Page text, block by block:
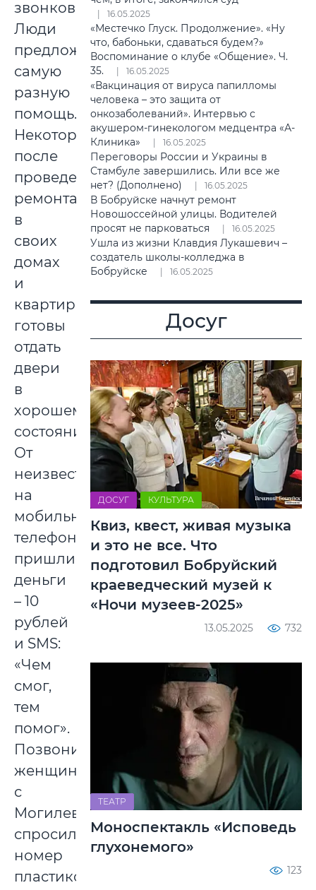
звонков.
Люди
предложили
самую
разную
помощь.
Некоторые
после
проведения
ремонта
в
своих
домах
и
квартирах
готовы
отдать
двери
в
хорошем
состоянии.
От
неизвестного
на
мобильный
телефон
пришли
деньги
– 10
рублей
и SMS:
«Чем
смог,
тем
помог».
Позвонила
женщина
с
Могилева,
спросила
номер
пластиковой
16.05.2025
«Местечко Глуск. Продолжение». «Ну
что, бабоньки, сдаваться будем?»
Воспоминание о клубе «Общение». Ч.
35.
16.05.2025
«Вакцинация от вируса папилломы
человека – это защита от
онкозаболеваний». Интервью с
акушером-гинекологом медцентра «А-
Клиника»
16.05.2025
Переговоры России и Украины в
Стамбуле завершились. Или все же
нет? (Дополнено)
16.05.2025
В Бобруйске начнут ремонт
Новошоссейной улицы. Водителей
просят не парковаться
16.05.2025
Ушла из жизни Клавдия Лукашевич –
создатель школы-колледжа в
Бобруйске
16.05.2025
Досуг
ДОСУГ КУЛЬТУРА
Квиз, квест, живая музыка
и это не все. Что
подготовил Бобруйский
краеведческий музей к
«Ночи музеев-2025»
13.05.2025 732
ТЕАТР
Моноспектакль «Исповедь
глухонемого»
123